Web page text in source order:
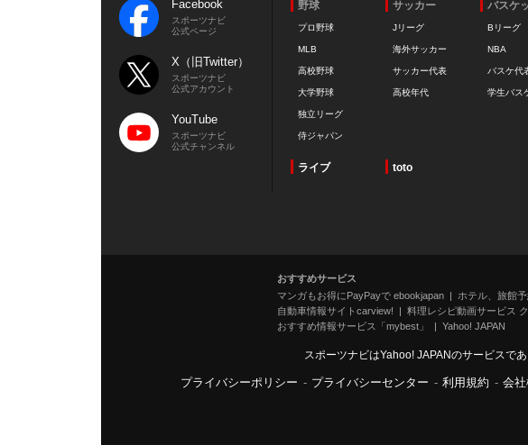
Facebook
スポーツナビ
公式ページ
X（旧Twitter）
スポーツナビ
公式アカウント
YouTube
スポーツナビ
公式チャンネル
野球
プロ野球
MLB
高校野球
大学野球
独立リーグ
侍ジャパン
サッカー
Jリーグ
海外サッカー
サッカー代表
高校年代
バスケ
Bリーグ
NBA
バスケ代
学生バス
ライブ toto
おすすめサービス
マンガもお得にPayPayで ebookjapan
ホテル、旅館
自動車情報サイトcarview!
料理レシピ動画サービス
おすすめ情報サービス「mybest」
Yahoo! JAPAN
スポーツナビはYahoo! JAPANのサービスで
プライバシーポリシー - プライバシーセンター - 利用規約 - 会